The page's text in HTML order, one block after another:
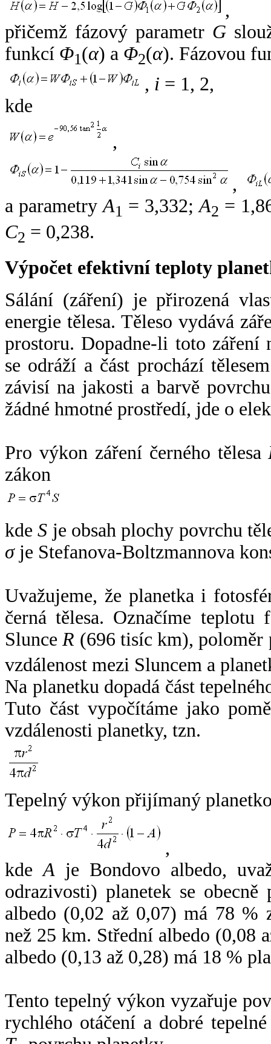
,
přičemž fázový parametr G
funkcí Φ1(α) a Φ2(α). Fázovou
, i = 1, 2,
kde
,
,
a parametryA1 = 3,332;A2 =
C2 = 0,238.
Výpočet efektivní teploty
Sálání (záření) je přirozená
energie tělesa. Těleso vydává
prostoru. Dopadne-li toto záření
se odráží a část prochází
závisí na jakosti a barvě
žádné hmotné prostředí, jde o
Pro výkon záření černého tělesa
zákon
kdeS je obsah plochy povrchu
σje Stefanova-Boltzmannova
Uvažujeme, že planetka i
černá tělesa. Označíme
SlunceR (696 tisíc km),
vzdálenost mezi Sluncem a
Na planetku dopadá část
Tuto část vypočítáme jako
vzdálenosti planetky, tzn.
Tepelný výkon přijímaný
,
kdeA je Bondovo albedo,
odrazivosti) planetek se
albedo (0,02 až 0,07) má 78 %
než 25 km. Střední albedo (0,08
albedo (0,13 až 0,28) má 18 %
Tento tepelný výkon vyzařuje
rychlého otáčení a dobré